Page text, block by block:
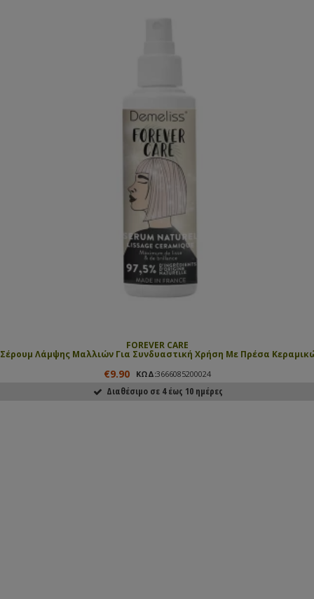
FOREVER CARE
Σέρουμ Λάμψης Μαλλιών Για Συνδυαστική Χρήση Με Πρέσα
€9.90 ΚΩΔ:3666085200024
Διαθέσιμο σε 4 έως 10 ημέρες